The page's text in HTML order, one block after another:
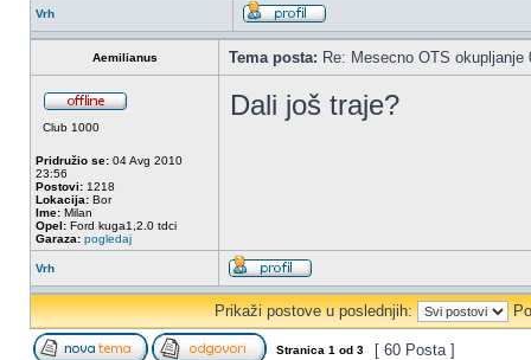
Vrh
Aemilianus Tema posta: Re: Mesecno OTS
Club 1000
Pridružio se: 04 Avg 2010
23:56
Postovi: 1218
Lokacija: Bor
Ime: Milan
Opel: Ford kuga1,2.0 tdci
Garaza: pogledaj
Dali još traje?
Vrh
Prikaži postove u poslednjih:
Stranica 1 od 3 [ 60 Posta ]